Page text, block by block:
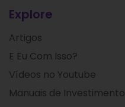
Explore
Artigos
E Eu Com Isso?
Vídeos no Youtube
Manuais de Investimento